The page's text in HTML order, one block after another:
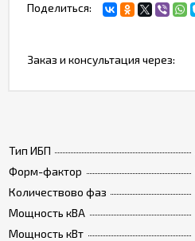
Тип ИБП
Форм-фактор
Количествово фаз
Мощность кВА
Мощность кВт
Поделиться:
Заказ и консультация через: